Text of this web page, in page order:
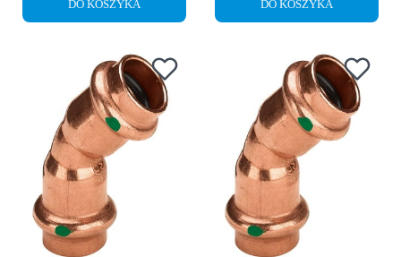
DO KOSZYKA DO KOSZYKA